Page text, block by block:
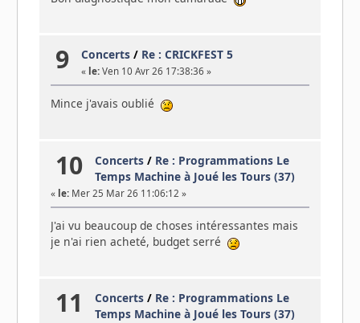
9 Concerts / Re : CRICKFEST 5
« le: Ven 10 Avr 26 17:38:36 »
Mince j'avais oublié
10 Concerts / Re : Programmations Le
Temps Machine à Joué les Tours (37)
« le:Mer 25 Mar 26 11:06:12 »
J'ai vu beaucoup de choses intéressantes mais
je n'ai rien acheté, budget serré
11 Concerts / Re : Programmations Le
Temps Machine à Joué les Tours (37)